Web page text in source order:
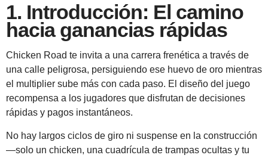
1. Introducción: El camino
hacia ganancias rápidas
Chicken Road te invita a una carrera frenética a través de
una calle peligrosa, persiguiendo ese huevo de oro mientras
el multiplier sube más con cada paso. El diseño del juego
recompensa a los jugadores que disfrutan de decisiones
rápidas y pagos instantáneos.
No hay largos ciclos de giro ni suspense en la construcción
—solo un chicken, una cuadrícula de trampas ocultas y tu